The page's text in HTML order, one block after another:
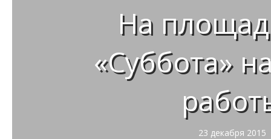
На
«Суббота»
23 декабря 2015